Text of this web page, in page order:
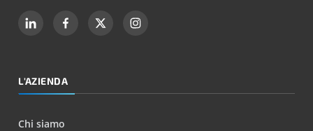
L'AZIENDA
Chi siamo